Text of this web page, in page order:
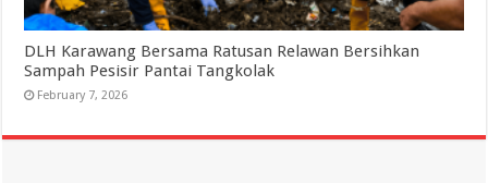
DLH Karawang Bersama Ratusan Relawan Bersihkan
Sampah Pesisir Pantai Tangkolak
February 7, 2026